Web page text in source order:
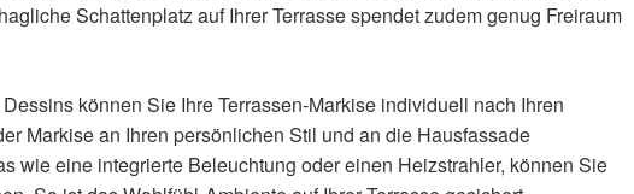
Schattenplatz auf Ihrer Terrasse spendet zudem genug Freiraum
können Sie Ihre Terrassen-Markise individuell nach Ihren
Markise an Ihren persönlichen Stil und an die Hausfassade
wie eine integrierte Beleuchtung oder einen Heizstrahler, können Sie